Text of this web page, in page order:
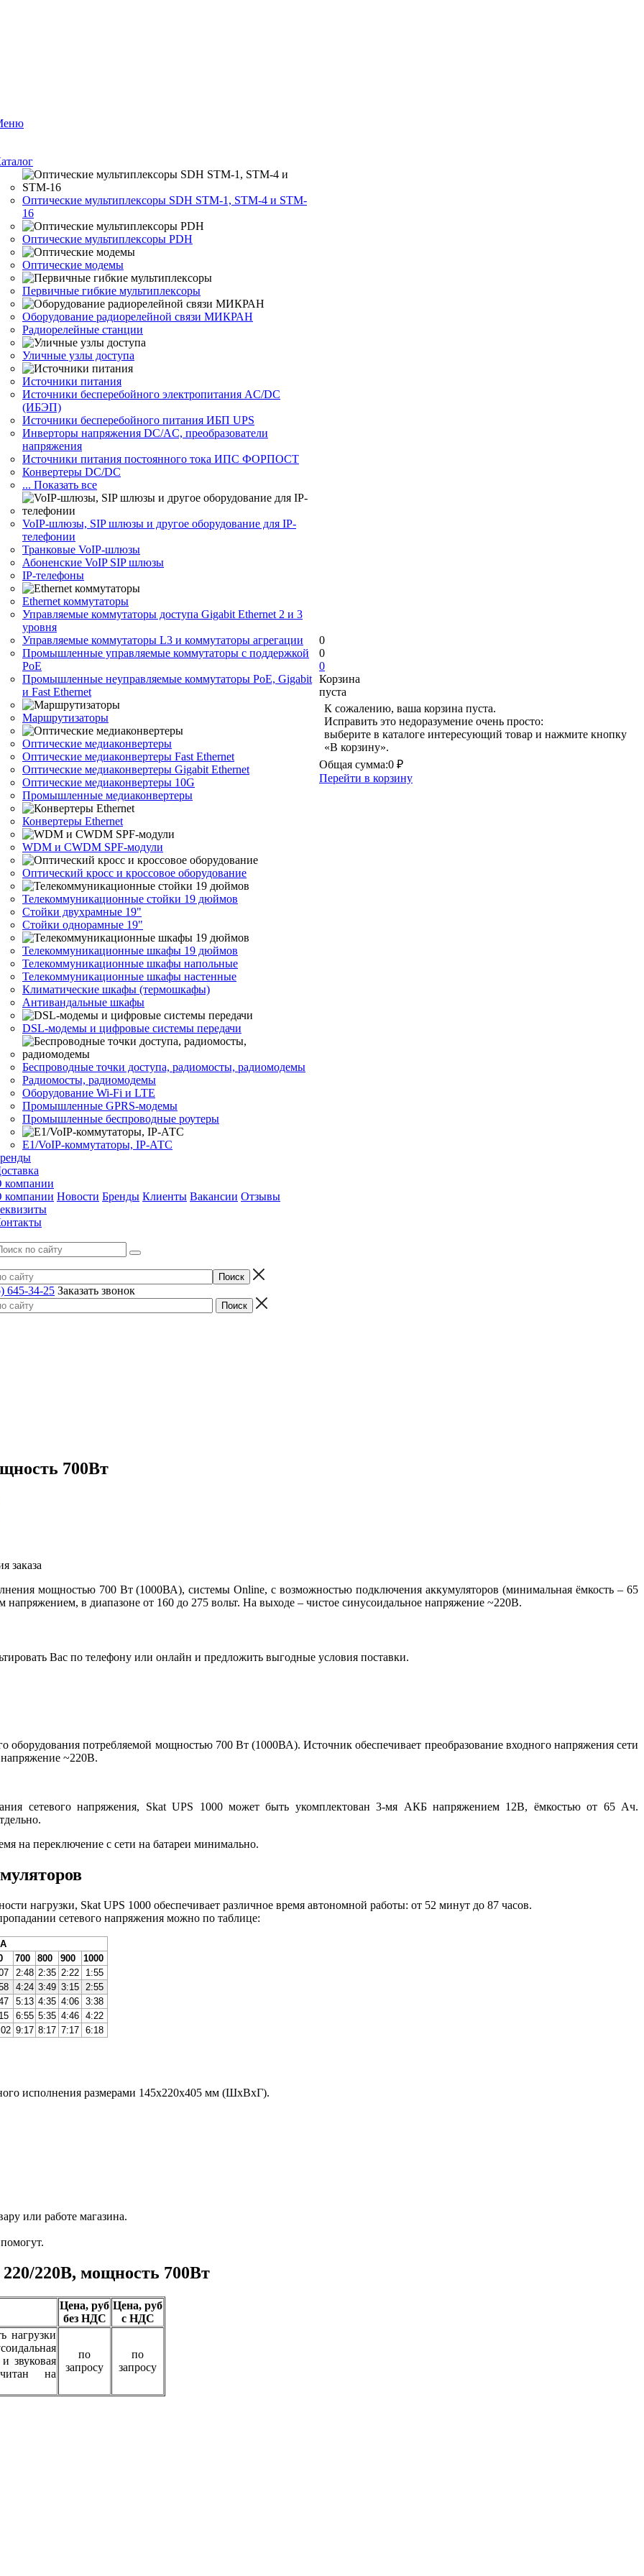
Оптические мультиплексоры SDH STM-1, STM-4 и STM-
16
Оптические мультиплексоры PDH
Оптические модемы
Первичные гибкие мультиплексоры
Оборудование радиорелейной связи МИКРАН
Радиорелейные станции
Уличные узлы доступа
Источники питания
Источники бесперебойного электропитания AC/DC
(ИБЭП)
Источники бесперебойного питания ИБП UPS
Инверторы напряжения DC/AC, преобразователи
напряжения
Источники питания постоянного тока ИПС ФОРПОСТ
Конвертеры DC/DC
... Показать все
VoIP-шлюзы, SIP шлюзы и другое оборудование для IP-
телефонии
Транковые VoIP-шлюзы
Абоненские VoIP SIP шлюзы
IP-телефоны
Ethernet коммутаторы
Управляемые коммутаторы доступа Gigabit Ethernet 2 и 3
уровня
Управляемые коммутаторы L3 и коммутаторы агрегации
Промышленные управляемые коммутаторы с поддержкой
PoE
Промышленные неуправляемые коммутаторы PoE, Gigabit
и Fast Ethernet
Маршрутизаторы
Оптические медиаконвертеры
Оптические медиаконвертеры Fast Ethernet
Оптические медиаконвертеры Gigabit Ethernet
Оптические медиаконвертеры 10G
Промышленные медиаконвертеры
Конвертеры Ethernet
WDM и CWDM SPF-модули
Оптический кросс и кроссовое оборудование
Телекоммуникационные стойки 19 дюймов
Стойки двухрамные 19"
Стойки однорамные 19"
Телекоммуникационные шкафы 19 дюймов
Телекоммуникационные шкафы напольные
Телекоммуникационные шкафы настенные
Климатические шкафы (термошкафы)
Антивандальные шкафы
DSL-модемы и цифровые системы передачи
Беспроводные точки доступа, радиомосты, радиомодемы
Радиомосты, радиомодемы
Оборудование Wi-Fi и LTE
Промышленные GPRS-модемы
Промышленные беспроводные роутеры
Е1/VoIP-коммутаторы, IP-АТС
компании
компании Новости Бренды Клиенты Вакансии Отзывы
645-34-25 Заказать звонок
0
0
0
Корзина
пуста
К сожалению, ваша корзина пуста.
Исправить это недоразумение очень просто:
выберите в каталоге интересующий товар и нажмите кнопку
«В корзину».
Общая сумма:0 ₽
Перейти в корзину
700Вт
заказа
мощностью 700 Вт (1000ВА), системы Online, с возможностью подключения аккумуляторов (минимальная ёмкость – 65
в диапазоне от 160 до 275 вольт. На выходе – чистое синусоидальное напряжение ~220В.
Вас по телефону или онлайн и предложить выгодные условия поставки.
потребляемой мощностью 700 Вт (1000ВА). Источник обеспечивает преобразование входного напряжения сети
~220В.
сетевого напряжения, Skat UPS 1000 может быть укомплектован 3-мя АКБ напряжением 12В, ёмкостью от 65 Ач.
на переключение с сети на батареи минимально.
нагрузки, Skat UPS 1000 обеспечивает различное время автономной работы: от 52 минут до 87 часов.
сетевого напряжения можно по таблице:
700 800 900
1000
2:48 2:35 2:22
1:55
4:24 3:49 3:15
2:55
5:13 4:35 4:06 3:38
6:55 5:35 4:46 4:22
9:17 8:17 7:17 6:18
исполнения размерами 145х220х405 мм (ШхВхГ).
или работе магазина.
220В, мощность 700Вт
Цена, руб
без НДС
Цена, руб
с НДС
нагрузки
звуковая
на
по
запросу
по
запросу